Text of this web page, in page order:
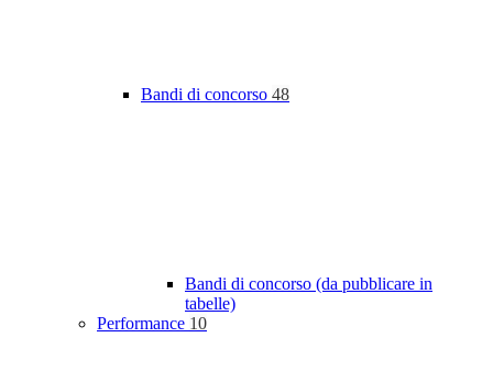
Bandi di concorso 48
Bandi di concorso (da pubblicare in
tabelle)
Performance 10